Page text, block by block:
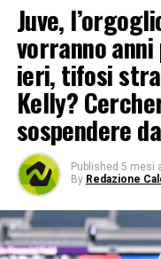
Juve,
vorranno
ieri, tifosi
Kelly?
sospendere
Published 5 mesi
By Redazione